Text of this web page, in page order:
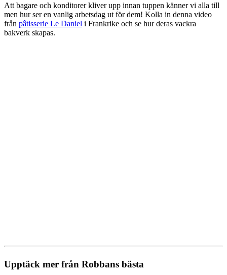
Att bagare och konditorer kliver upp innan tuppen känner vi alla till
men hur ser en vanlig arbetsdag ut för dem! Kolla in denna video
från pâtisserie Le Daniel i Frankrike och se hur deras vackra
bakverk skapas.
Upptäck mer från Robbans bästa